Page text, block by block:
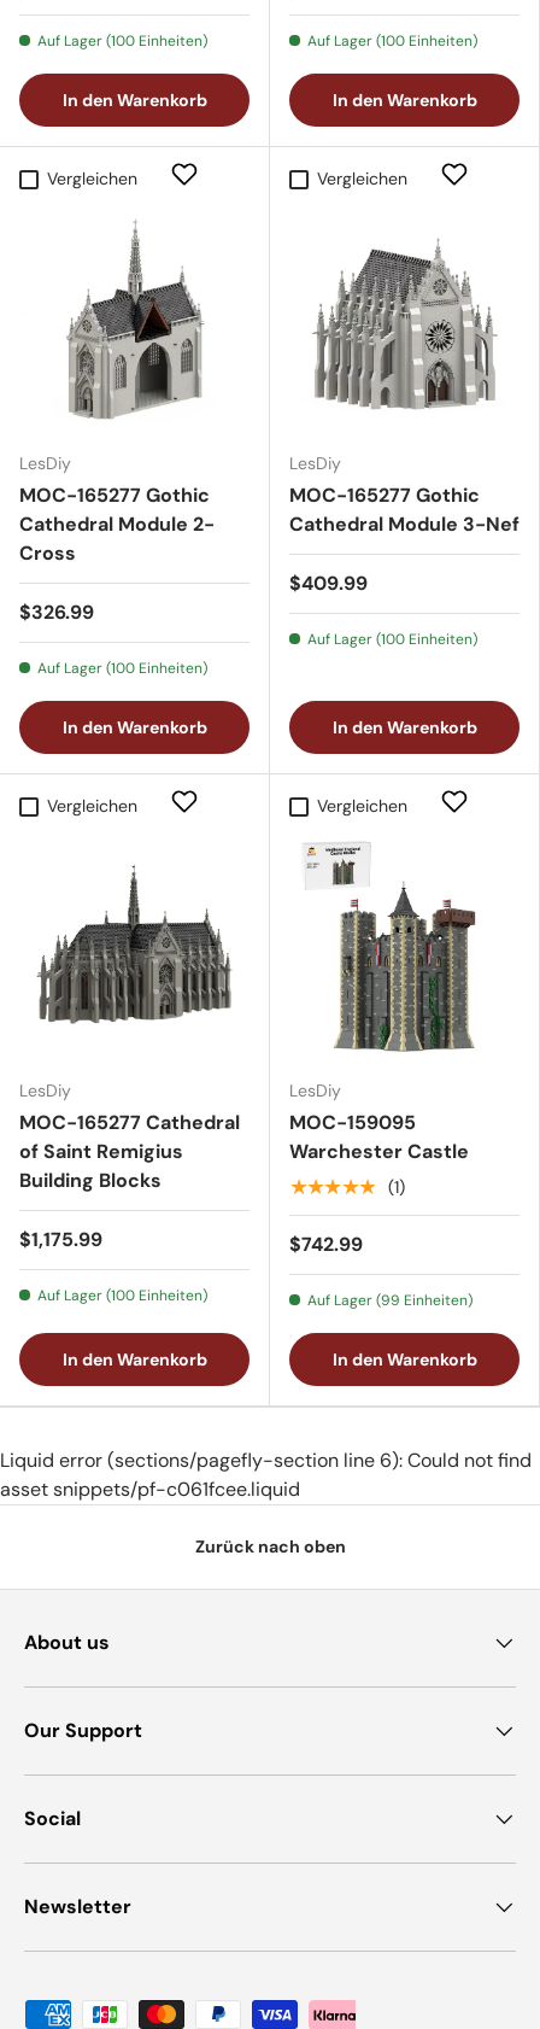
Auf Lager (100 Einheiten)
In den Warenkorb
Auf Lager (100 Einheiten)
In den Warenkorb
Vergleichen
LesDiy
MOC-165277 Gothic
Cathedral Module 2-
Cross
$326.99
Auf Lager (100 Einheiten)
In den Warenkorb
Vergleichen
LesDiy
MOC-165277 Gothic
Cathedral Module 3-Nef
$409.99
Auf Lager (100 Einheiten)
In den Warenkorb
Vergleichen
LesDiy
MOC-165277 Cathedral
of Saint Remigius
Building Blocks
$1,175.99
Auf Lager (100 Einheiten)
In den Warenkorb
Vergleichen
LesDiy
MOC-159095
Warchester Castle
★★★★★ (1)
$742.99
Auf Lager (99 Einheiten)
In den Warenkorb
Liquid error (sections/pagefly-section line 6): Could not find
asset snippets/pf-c061fcee.liquid
Zurück nach oben
About us
Our Support
Social
Newsletter
Zahlungsmethoden